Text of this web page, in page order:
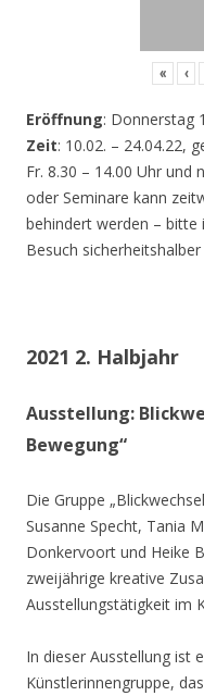
« ‹
Eröffnung: Donnerstag
Zeit: 10.02. – 24.04.22,
Fr. 8.30 – 14.00 Uhr und
oder Seminare kann
behindert werden – bitte
Besuch sicherheitshalber
2021 2. Halbjahr
Ausstellung:
Bewegung“
Die Gruppe
Susanne Specht, Tania
Donkervoort und Heike
zweijährige kreative
Ausstellungstätigkeit im
In dieser Ausstellung ist
Künstlerinnengruppe,